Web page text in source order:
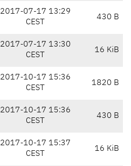
2017-07-17 13:29
CEST
430 B
2017-07-17 13:30
CEST
16 KiB
2017-10-17 15:36
CEST
1820 B
2017-10-17 15:36
CEST
430 B
2017-10-17 15:37
CEST
16 KiB